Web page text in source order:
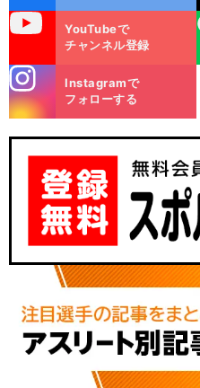
YouTubeで
チャンネル登録
LINE
m
Instagramで
フォローする